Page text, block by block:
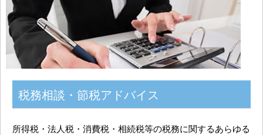
税務相談・節税アドバイス
所得税・法人税・消費税・相続税等の税務に関するあらゆる